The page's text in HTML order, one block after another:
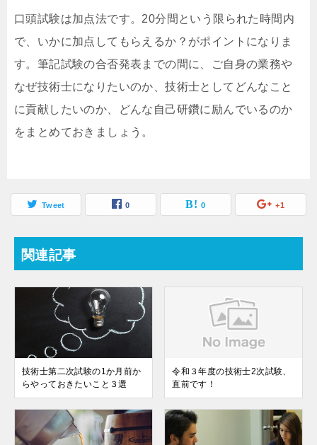
口頭試験は加点法です。20分間という限られた時間内
で、いかに加点してもらえるか？がポイントになりま
す。筆記試験の合否発表までの間に、ご自身の業務や
なぜ技術士になりたいのか、技術士としてどんなこと
に貢献したいのか、どんな自己研鑽に励んでいるのか
をまとめておきましょう。
Tweet 0 0 +1
関連記事
技術士第二次試験の1か月前か
らやっておきたいこと３選
令和３年度の技術士2次試験、
直前です！